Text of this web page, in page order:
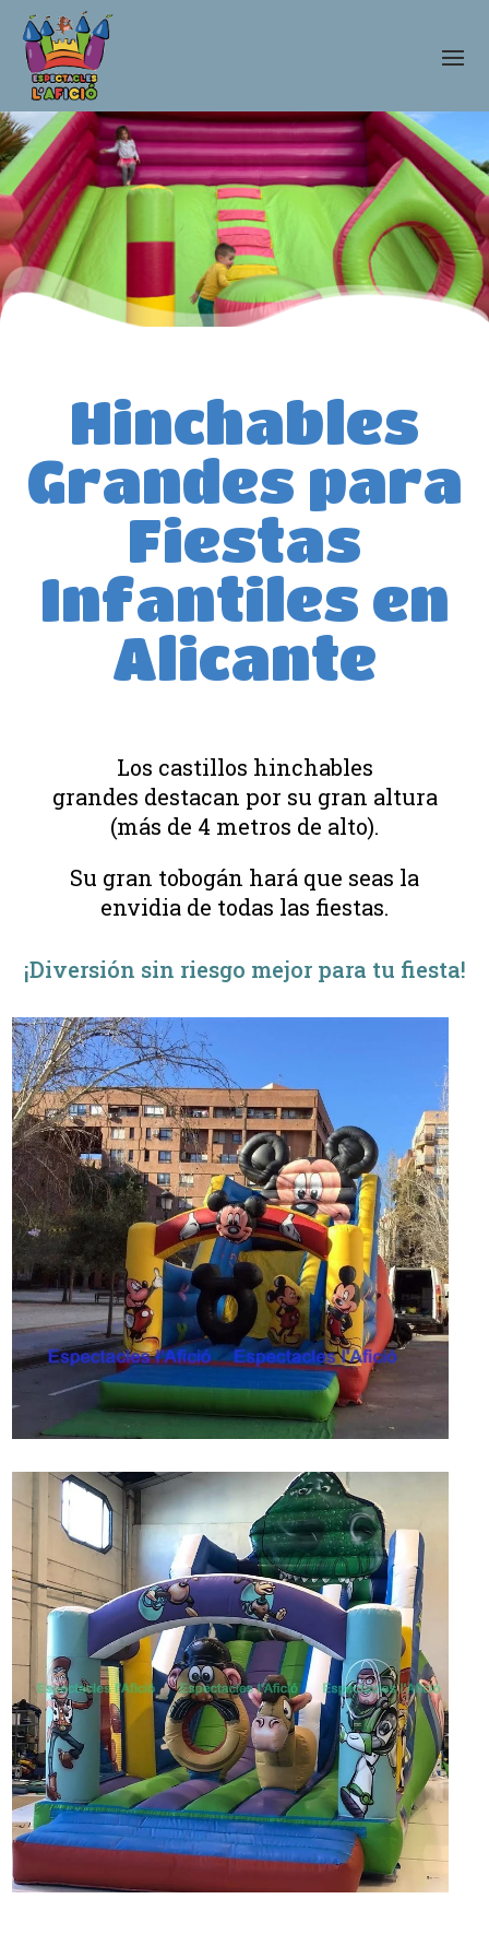
Hinchables
Grandes para
Fiestas
Infantiles en
Alicante
Los castillos hinchables
grandes destacan por su gran altura
(más de 4 metros de alto).
Su gran tobogán hará que seas la
envidia de todas las fiestas.
¡Diversión sin riesgo mejor para tu fiesta!